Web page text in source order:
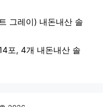
그레이) 내돈내산 솔
포, 4개 내돈내산 솔